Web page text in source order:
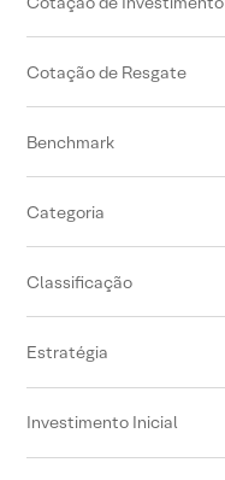
Cotação de Resgate
Benchmark
Categoria
Classificação
Estratégia
Investimento Inicial